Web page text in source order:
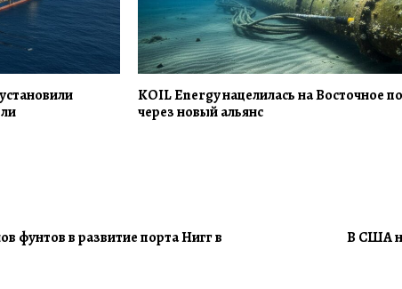
KOIL Energy нацелилась на Восточное
через новый альянс
фунтов в развитие порта Нигг в
В США